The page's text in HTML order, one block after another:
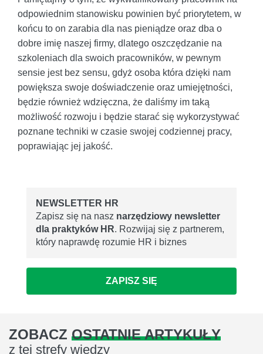
odpowiednim stanowisku powinien być priorytetem, w
końcu to on zarabia dla nas pieniądze oraz dba o
dobre imię naszej firmy, dlatego oszczędzanie na
szkoleniach dla swoich pracowników, w pewnym
sensie jest bez sensu, gdyż osoba która dzięki nam
powiększa swoje doświadczenie oraz umiejętności,
będzie również wdzięczna, że daliśmy im taką
możliwość rozwoju i będzie starać się wykorzystywać
poznane techniki w czasie swojej codziennej pracy,
poprawiając jej jakość.
NEWSLETTER HR
Zapisz się na nasz narzędziowy newsletter
dla praktyków HR. Rozwijaj się z partnerem,
który naprawdę rozumie HR i biznes
ZAPISZ SIĘ
ZOBACZ OSTATNIE ARTYKUŁY
z tej strefy wiedzy